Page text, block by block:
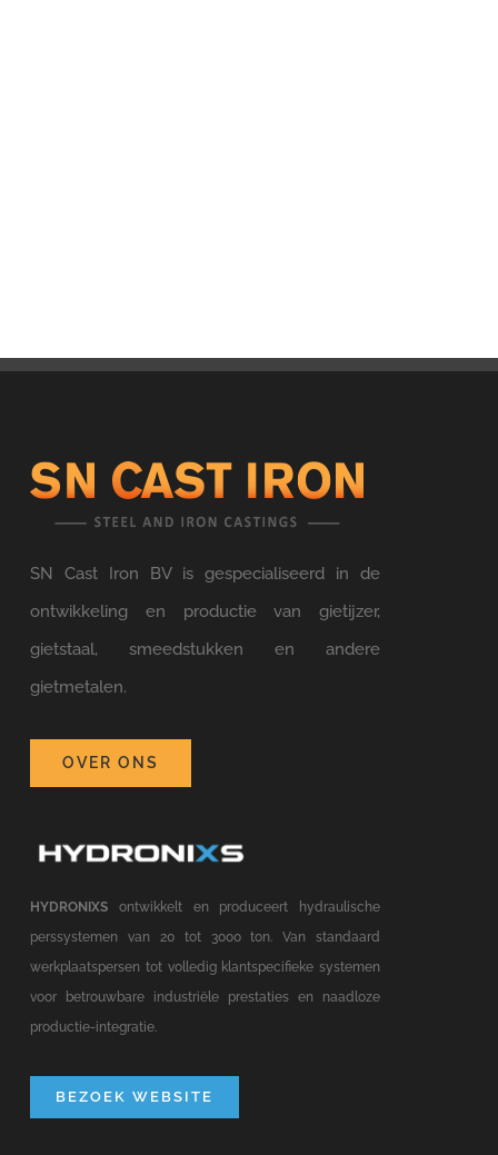
SN Cast Iron BV is gespecialiseerd in de
ontwikkeling en productie van gietijzer,
gietstaal, smeedstukken en andere
gietmetalen.
OVER ONS
HYDRONIXSontwikkelt en produceert hydraulische
perssystemen van 20 tot 3000 ton. Van standaard
werkplaatspersen tot volledig klantspecifieke systemen
voor betrouwbare industriële prestaties en naadloze
productie-integratie.
BEZOEK WEBSITE